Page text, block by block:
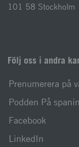
101 58 Stockholm
Följ oss i andra
Prenumerera på
Podden På
Facebook
LinkedIn